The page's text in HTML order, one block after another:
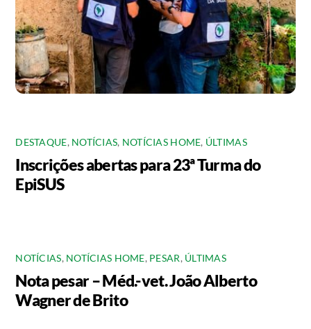
DESTAQUE, NOTÍCIAS, NOTÍCIAS HOME, ÚLTIMAS
Inscrições abertas para 23ª Turma do
EpiSUS
NOTÍCIAS, NOTÍCIAS HOME, PESAR, ÚLTIMAS
Nota pesar – Méd.-vet. João Alberto
Wagner de Brito